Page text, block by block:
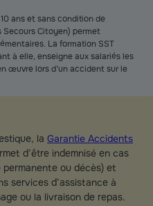
ans et sans condition de
Secours Citoyen) permet
La formation SST
à elle, enseigne aux salariés les
œuvre lors d’un accident sur le
la Garantie Accidents
d’être indemnisé en cas
ou décès) et
services d’assistance à
ou la livraison de repas.